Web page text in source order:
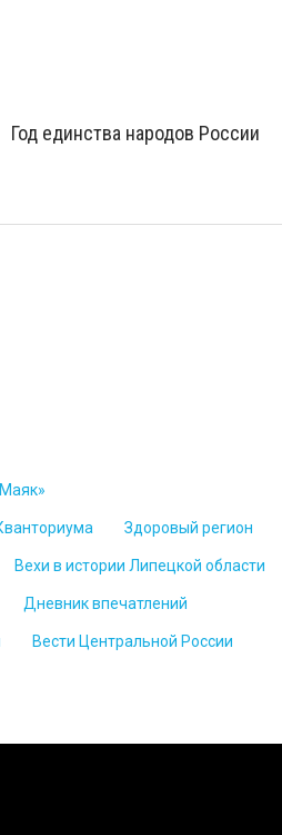
Год единства народов России
Здоровый регион
Вехи в истории Липецкой области
Дневник впечатлений
Вести Центральной России